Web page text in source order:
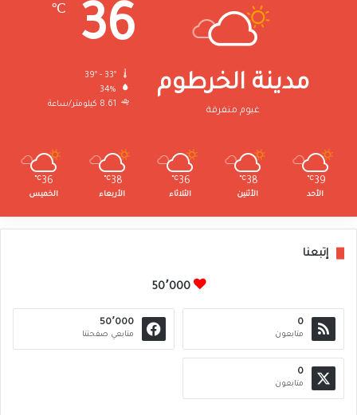
مدينة الخرطوم
غيوم متفرقة
36
℃
34%
8.61 كيلومتر/ساعة
39
℃
الأحد
38
℃
الأثنين
36
℃
الثلاثاء
38
℃
الأربعاء
36
℃
الخميس
إتبعنا
50٬000
0
متابعون
50٬000
متابعي صفحتنا
0
متابعون